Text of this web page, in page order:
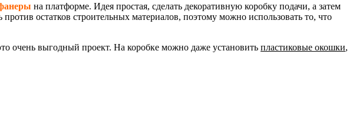
на платформе. Идея простая, сделать декоративную коробку подачи, а затем
остатков строительных материалов, поэтому можно использовать то, что
очень выгодный проект. На коробке можно даже установить пластиковые окошки,